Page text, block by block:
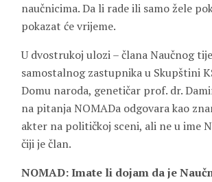
naučnicima. Da li rade ili samo žele
pokazat će vrijeme.
U dvostrukoj ulozi – člana Naučnog
samostalnog zastupnika u Skupštini
Domu naroda, genetičar prof. dr.
na pitanja NOMADa odgovara kao
akter na političkoj sceni, ali ne u ime
čiji je član.
NOMAD: Imate li dojam da je